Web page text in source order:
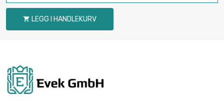
 LEGG I HANDLEKURV